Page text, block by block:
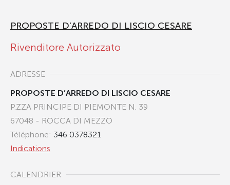
PROPOSTE D’ARREDO DI LISCIO CESARE
Rivenditore Autorizzato
ADRESSE
PROPOSTE D’ARREDO DI LISCIO CESARE
P.ZZA PRINCIPE DI PIEMONTE N. 39
67048 - ROCCA DI MEZZO
Téléphone: 346 0378321
Indications
CALENDRIER